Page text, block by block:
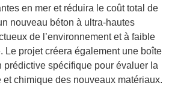
en mer et réduira le coût total de
nouveau béton à ultra-hautes
de l’environnement et à faible
Le projet créera également une boîte
prédictive spécifique pour évaluer la
chimique des nouveaux matériaux.